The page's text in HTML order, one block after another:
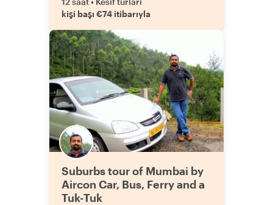
kişi başı €74 itibarıyla
Suburbs tour of Mumbai by
Aircon Car, Bus, Ferry and a
Tuk-Tuk